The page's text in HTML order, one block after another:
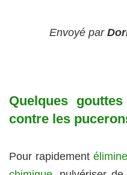
Envoyé par
Quelques
contre les
Pour rapidement